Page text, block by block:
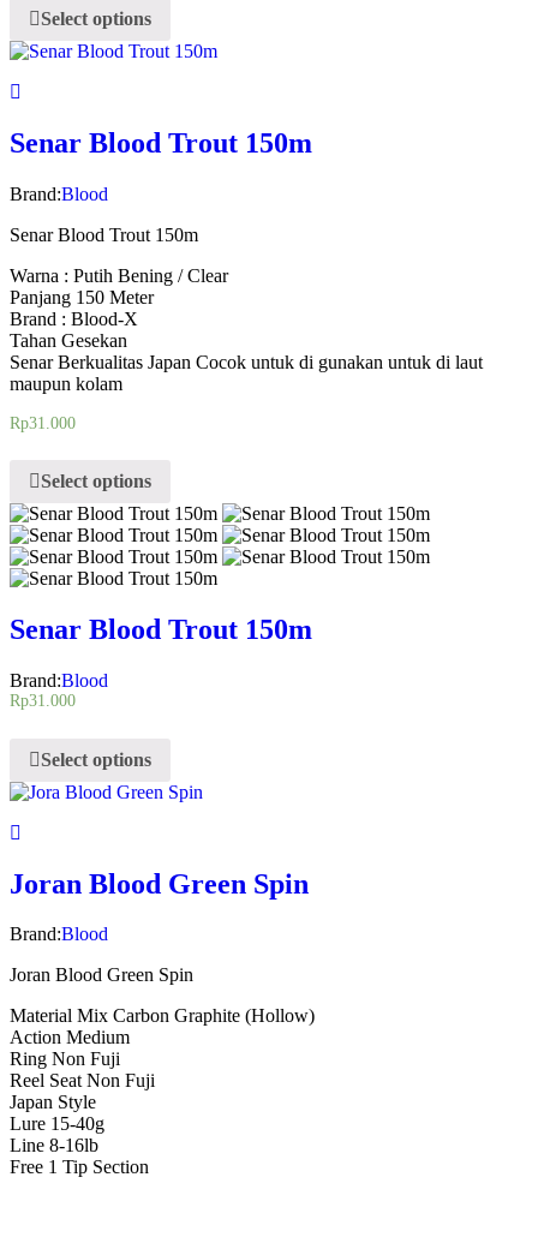
Select options
Senar Blood Trout 150m
Brand:Blood
Senar Blood Trout 150m
Warna : Putih Bening / Clear
Panjang 150 Meter
Brand : Blood-X
Tahan Gesekan
Senar Berkualitas Japan Cocok untuk di gunakan untuk di laut
maupun kolam
Rp31.000
Select options
Senar Blood Trout 150m
Brand:Blood
Rp31.000
Select options
Joran Blood Green Spin
Brand:Blood
Joran Blood Green Spin
Material Mix Carbon Graphite (Hollow)
Action Medium
Ring Non Fuji
Reel Seat Non Fuji
Japan Style
Lure 15-40g
Line 8-16lb
Free 1 Tip Section